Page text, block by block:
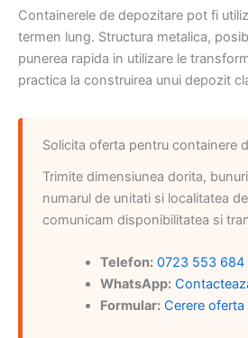
Containerele de depozitare pot fi
termen lung. Structura metalica,
punerea rapida in utilizare le
practica la construirea unui depozit
Solicita oferta pentru containere
Trimite dimensiunea dorita,
numarul de unitati si localitatea
comunicam disponibilitatea si
Telefon: 0723 553 684
WhatsApp:
Formular: Cerere